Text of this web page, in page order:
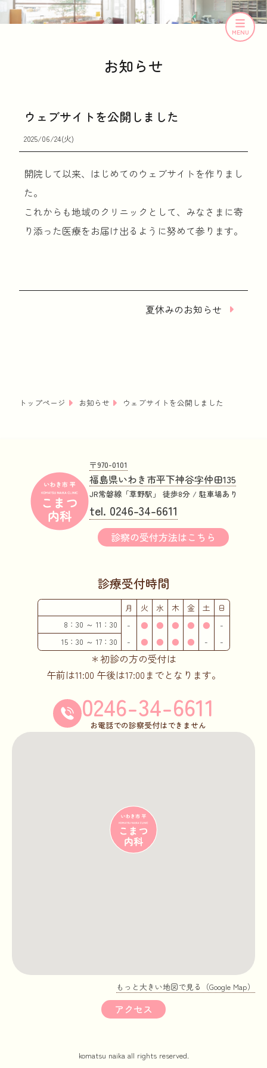
MENU
お知らせ
ウェブサイトを公開しました
2025/06/24(火)
開院して以来、はじめてのウェブサイトを作りまし
た。
これからも地域のクリニックとして、みなさまに寄
り添った医療をお届け出るように努めて参ります。
夏休みのお知らせ
トップページ お知らせ ウェブサイトを公開しました
〒970-0101
福島県いわき市平下神谷字仲田135
JR常磐線「草野駅」 徒歩8分 / 駐車場あり
tel. 0246-34-6611
診察の受付方法はこちら
診療受付時間
月 火 水 木 金 土
日
8：30 ～ 11：30 - 休診●診察受付
●診察受付
●診察受付
●診察受付
●診察受付
-
15：30 ～ 17：30 - 休診●診察受付
●診察受付
●診察受付
●診察受付
- 休診-
＊初診の方の受付は
午前は11:00 午後は17:00までとなります。
0246-34-6611
お電話での診察受付はできません
もっと大きい地図で見る（Google Map）
アクセス
komatsu naika all rights reserved.